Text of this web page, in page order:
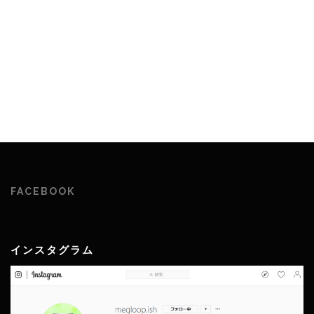
FACEBOOK
インスタグラム